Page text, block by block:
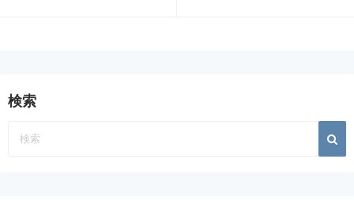
検索